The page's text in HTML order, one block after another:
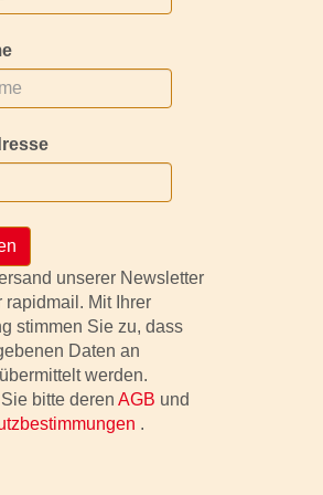
unserer Newsletter
rapidmail. Mit Ihrer
stimmen Sie zu, dass
Daten an
werden.
bitte deren AGB und
.